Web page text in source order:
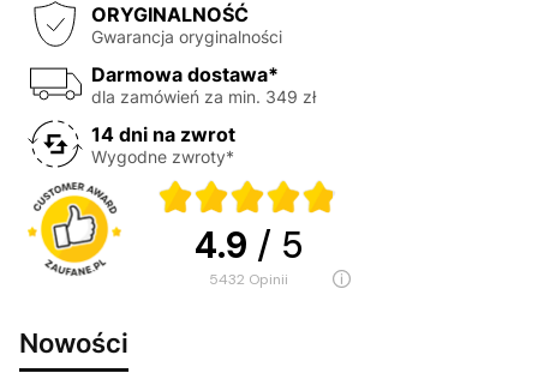
ORYGINALNOŚĆ
Gwarancja oryginalności
Darmowa dostawa*
dla zamówień za min. 349 zł
14 dni na zwrot
Wygodne zwroty*
4.9 / 5
5432 opinii
Nowości